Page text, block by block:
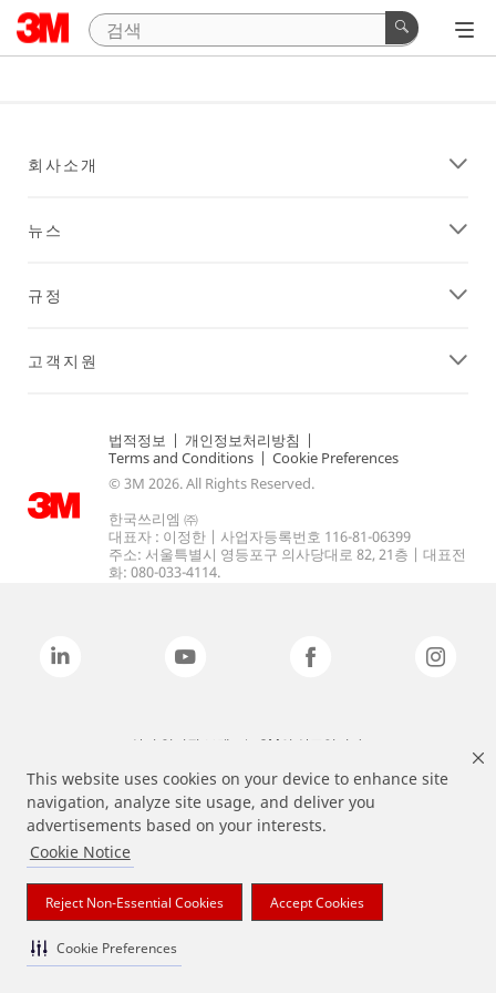
This website uses cookies on your device to enhance site
navigation, analyze site usage, and deliver you
advertisements based on your interests.
Cookie Notice
Reject Non-Essential Cookies Accept Cookies
Cookie Preferences
회사소개
뉴스
규정
고객지원
법적정보 | 개인정보처리방침 |
Terms and Conditions | Cookie Preferences
© 3M 2026. All Rights Reserved.
한국쓰리엠 ㈜
대표자 : 이정한 | 사업자등록번호 116-81-06399
주소: 서울특별시 영등포구 의사당대로 82, 21층 | 대표전
화: 080-033-4114.
상기 열거된 브랜드는 3M의 상표입니다.